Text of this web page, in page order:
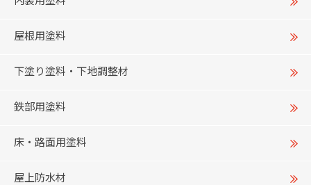
屋根用塗料
下塗り塗料・下地調整材
鉄部用塗料
床・路面用塗料
屋上防水材